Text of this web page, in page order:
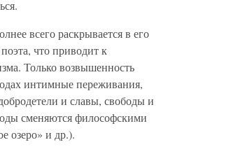
всего раскрывается в его
что приводит к
Только возвышенность
интимные переживания,
и славы, свободы и
сменяются философскими
озеро» и др.).